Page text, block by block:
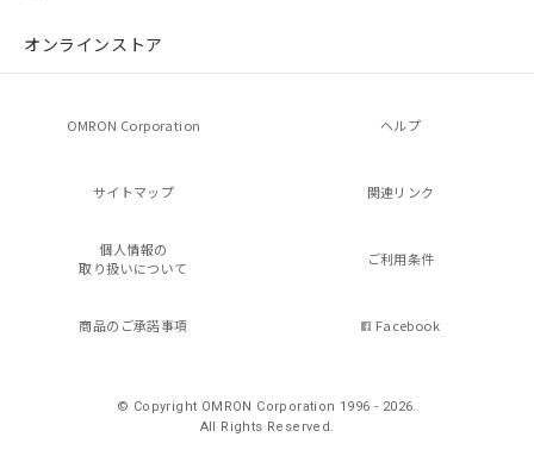
オンラインストア
OMRON Corporation ヘルプ
サイトマップ 関連リンク
個人情報の
取り扱いについて
ご利用条件
商品のご承諾事項 Facebook
© Copyright OMRON Corporation 1996 - 2026.
All Rights Reserved.